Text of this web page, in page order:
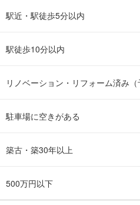
駅近・駅徒歩5分以内
駅徒歩10分以内
リノベーション・リフォーム済み（
駐車場に空きがある
築古・築30年以上
500万円以下